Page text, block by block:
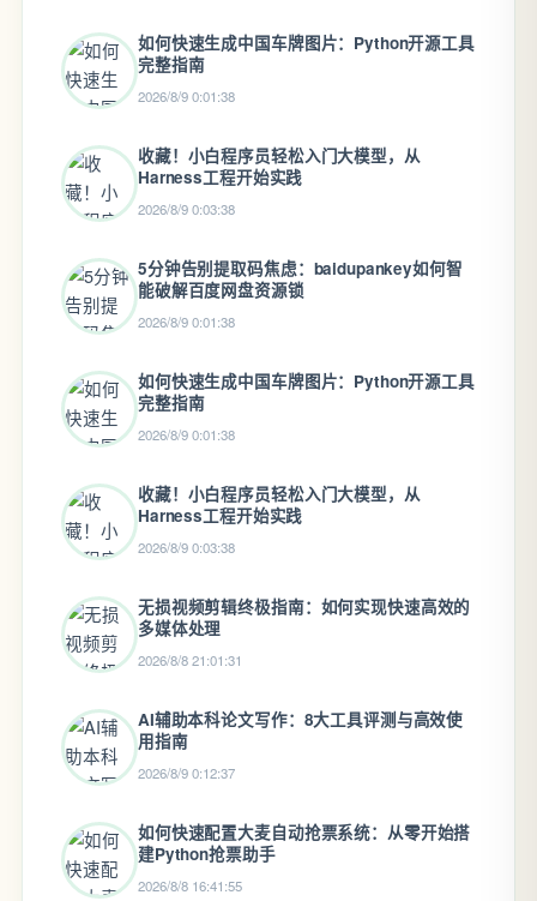
如何快速生成中国车牌图片：Python开源工具
完整指南
2026/8/9 0:01:38
收藏！小白程序员轻松入门大模型，从
Harness工程开始实践
2026/8/9 0:03:38
5分钟告别提取码焦虑：baidupankey如何智
能破解百度网盘资源锁
2026/8/9 0:01:38
如何快速生成中国车牌图片：Python开源工具
完整指南
2026/8/9 0:01:38
收藏！小白程序员轻松入门大模型，从
Harness工程开始实践
2026/8/9 0:03:38
无损视频剪辑终极指南：如何实现快速高效的
多媒体处理
2026/8/8 21:01:31
AI辅助本科论文写作：8大工具评测与高效使
用指南
2026/8/9 0:12:37
如何快速配置大麦自动抢票系统：从零开始搭
建Python抢票助手
2026/8/8 16:41:55